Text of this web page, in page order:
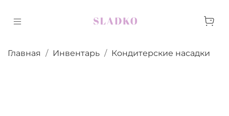
Главная Инвентарь Кондитерские насадки